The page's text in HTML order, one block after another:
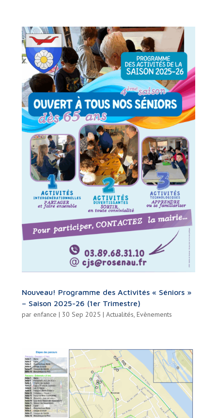
Nouveau! Programme des Activités « Séniors »
– Saison 2025-26 (1er Trimestre)
par enfance | 30 Sep 2025 | Actualités, Evènements